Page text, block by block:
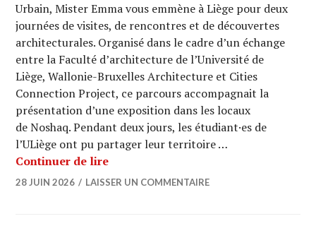
Urbain, Mister Emma vous emmène à Liège pour deux
journées de visites, de rencontres et de découvertes
architecturales. Organisé dans le cadre d’un échange
entre la Faculté d’architecture de l’Université de
Liège, Wallonie-Bruxelles Architecture et Cities
Connection Project, ce parcours accompagnait la
présentation d’une exposition dans les locaux
de Noshaq. Pendant deux jours, les étudiant·es de
l’ULiège ont pu partager leur territoire …
Continuer de lireARCHI URBAIN (20/36) : CCP / Une
28 JUIN 2026 LAISSER UN COMMENTAIRE